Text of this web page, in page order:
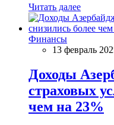
Читать далее
Финансы
13 февраль
Доходы
страховых
чем на 23%